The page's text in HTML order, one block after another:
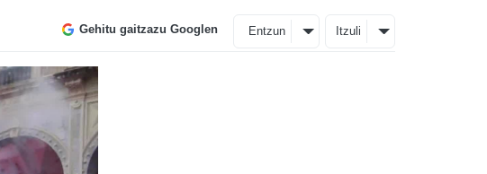
Gehitu gaitzazu Googlen Entzun Itzuli